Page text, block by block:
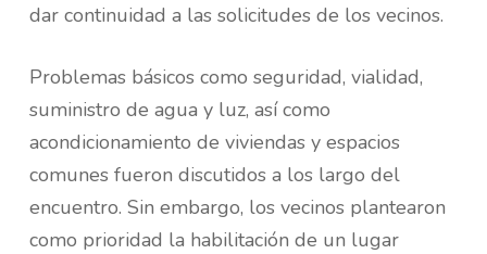
dar continuidad a las solicitudes de los vecinos.
Problemas básicos como seguridad, vialidad,
suministro de agua y luz, así como
acondicionamiento de viviendas y espacios
comunes fueron discutidos a los largo del
encuentro. Sin embargo, los vecinos plantearon
como prioridad la habilitación de un lugar